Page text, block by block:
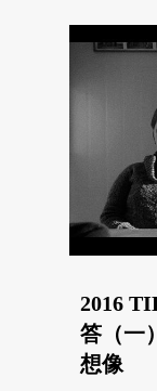
2016
答（一
想像